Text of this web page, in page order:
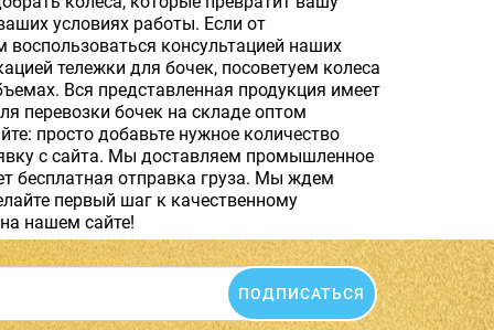
условиях работы. Если от
воспользоваться консультацией наших
тележки для бочек, посоветуем колеса
Вся представленная продукция имеет
перевозки бочек на складе оптом
просто добавьте нужное количество
с сайта. Мы доставляем промышленное
бесплатная отправка груза. Мы ждем
первый шаг к качественному
нашем сайте!
ПОДПИСАТЬСЯ